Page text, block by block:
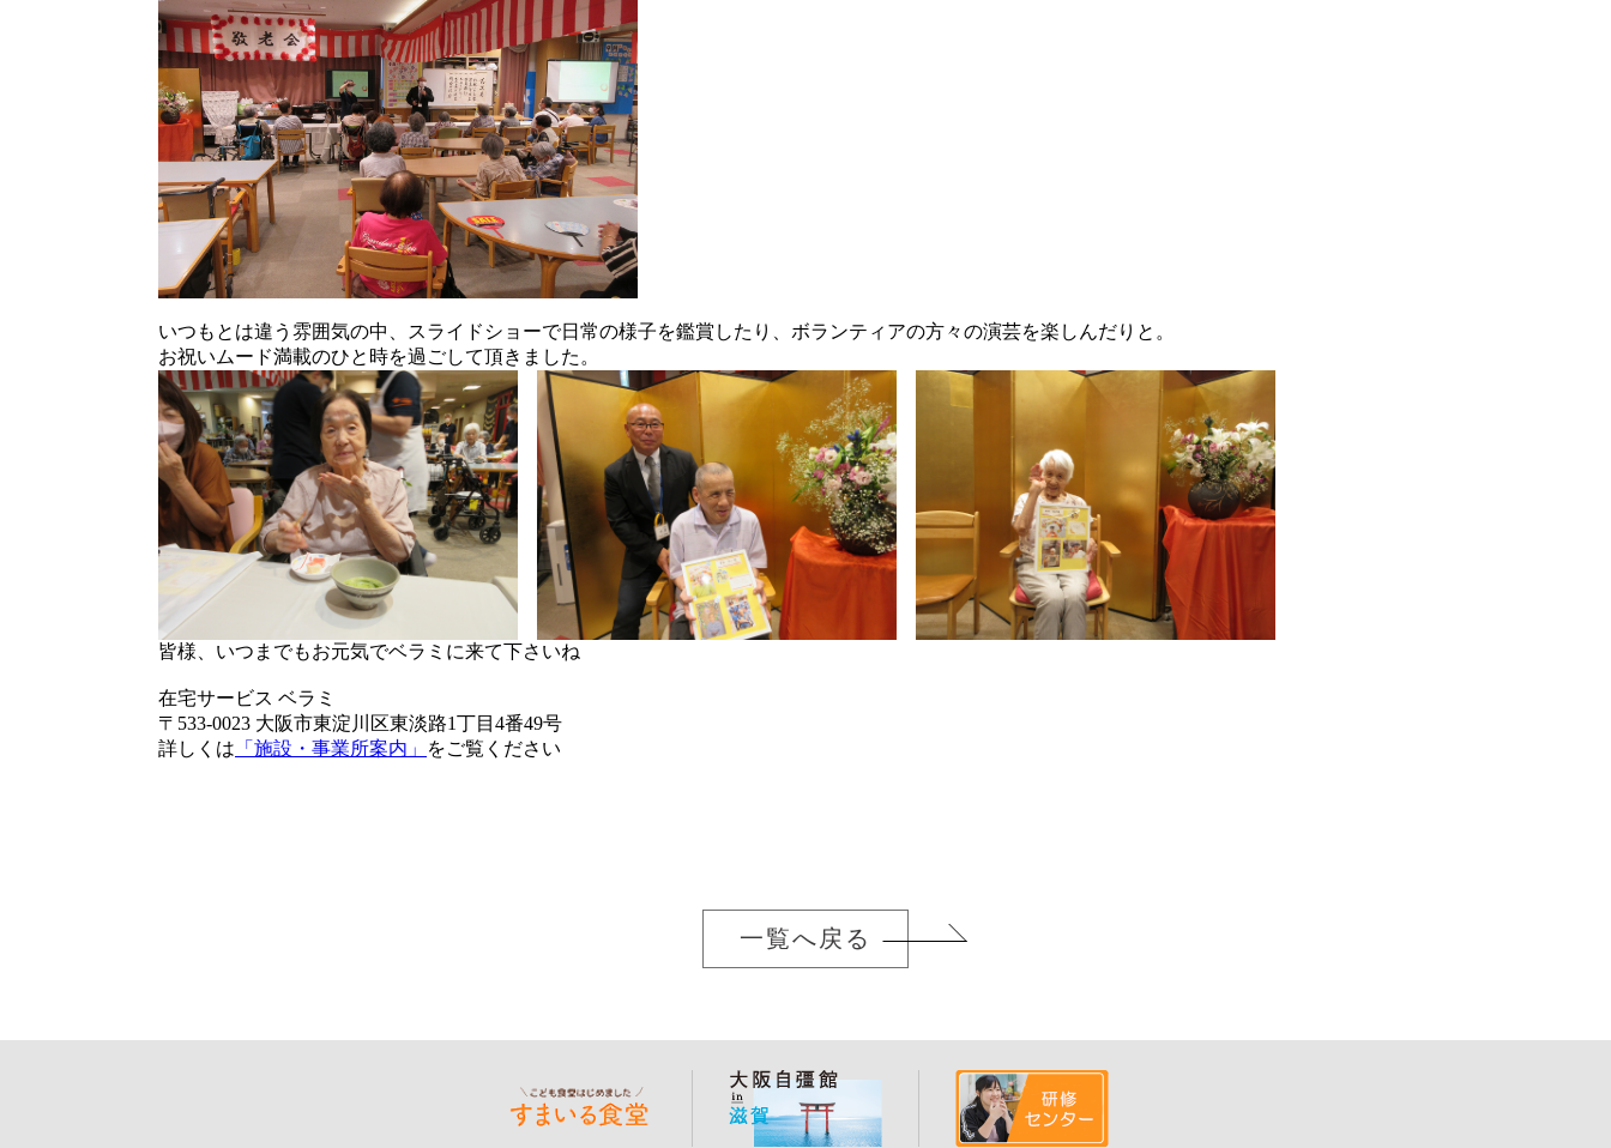
いつもとは違う雰囲気の中、スライドショーで日常の様子を鑑賞したり、ボランティアの方々の演芸を楽しんだりと。
お祝いムード満載のひと時を過ごして頂きました。
皆様、いつまでもお元気でベラミに来て下さいね
在宅サービス ベラミ
〒533-0023 大阪市東淀川区東淡路1丁目4番49号
詳しくは 「施設・事業所案内」 をご覧ください
一覧へ戻る